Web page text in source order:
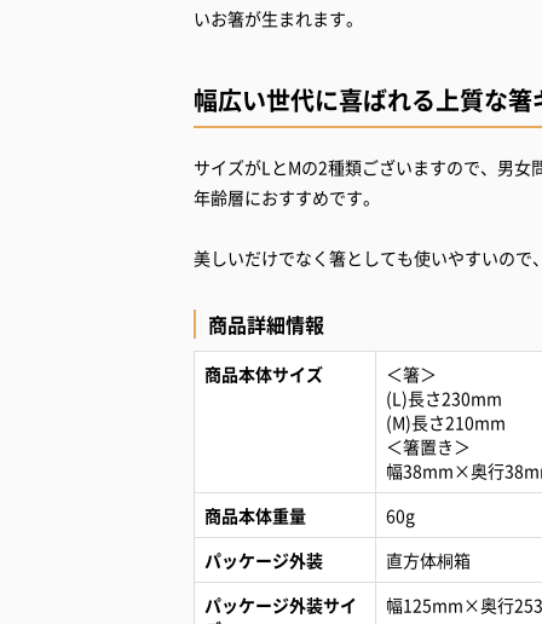
いお箸が生まれます。
幅広い世代に喜ばれる上質な箸
サイズがLとMの2種類ございますので、男
年齢層におすすめです。
美しいだけでなく箸としても使いやすいので
商品詳細情報
商品本体サイズ
＜箸＞
(L)長さ230mm
(M)長さ210mm
＜箸置き＞
幅38mm×奥行
商品本体重量
60g
パッケージ外装
直方体桐箱
パッケージ外装サイ
幅125mm×奥行